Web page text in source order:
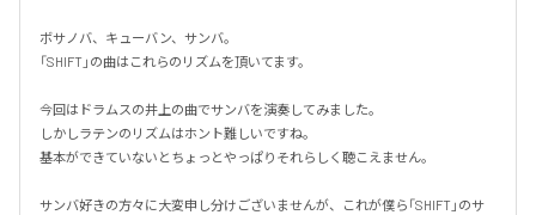
ボサノバ、キューバン、サンバ。
「SHIFT」の曲はこれらのリズムを頂いてます。
今回はドラムスの井上の曲でサンバを演奏してみました。
しかしラテンのリズムはホント難しいですね。
基本ができていないとちょっとやっぱりそれらしく聴こえません。
サンバ好きの方々に大変申し分けございませんが、これが僕ら「SHIFT」のサ